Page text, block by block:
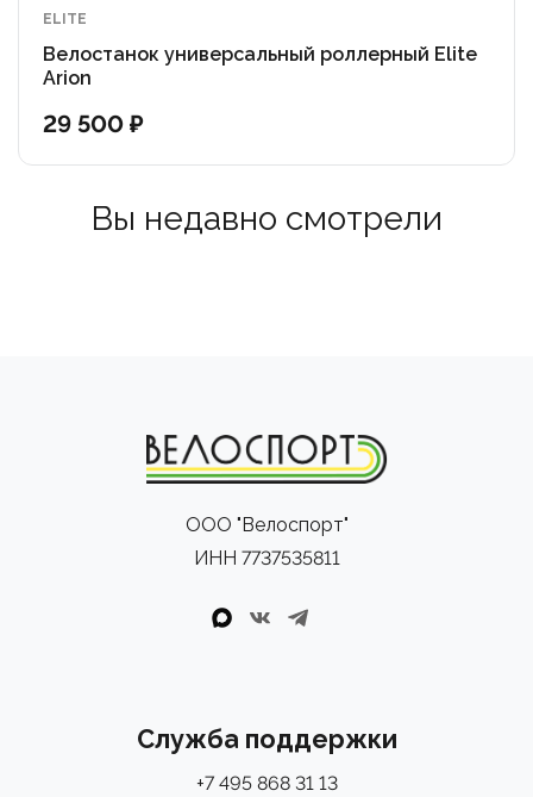
ELITE
Велостанок универсальный роллерный Elite
Arion
29 500 ₽
Вы недавно смотрели
ООО "Велоспорт"
ИНН 7737535811
Служба поддержки
+7 495 868 31 13